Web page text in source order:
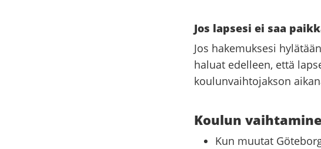
Jos lapsesi ei saa
Jos hakemuksesi
haluat edelleen, että
koulunvaihtojakson
Koulun
Kun muutat